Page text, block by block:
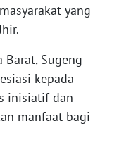
yang
Barat, Sugeng
kepada
inisiatif dan
manfaat bagi